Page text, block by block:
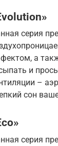
серия
а
и
–
сон
серия